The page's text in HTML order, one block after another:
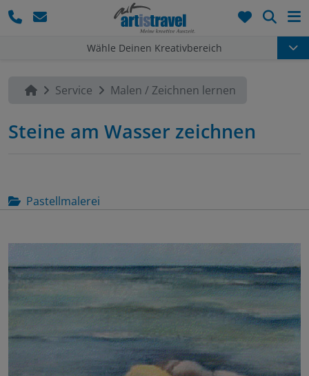
Wähle Deinen Kreativbereich
Service Malen / Zeichnen lernen
Steine am Wasser zeichnen
Pastellmalerei